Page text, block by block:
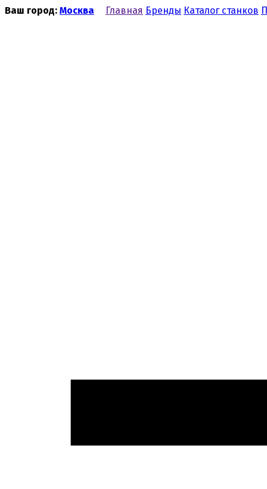
Ваш город: Москва Главная Бренды Каталог станков